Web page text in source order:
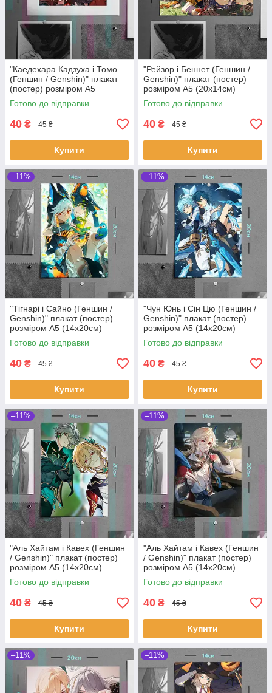
"Каедехара Кадзуха і Томо
(Геншин / Genshin)" плакат
(постер) розміром А5
(20х14см)
Готово до відправки
40 ₴ 45 ₴
Купити
"Рейзор і Беннет (Геншин /
Genshin)" плакат (постер)
розміром А5 (20х14см)
Готово до відправки
40 ₴ 45 ₴
Купити
–11%
"Тігнарі і Сайно (Геншин /
Genshin)" плакат (постер)
розміром А5 (14х20см)
Готово до відправки
40 ₴ 45 ₴
Купити
–11%
"Чун Юнь і Сін Цю (Геншин /
Genshin)" плакат (постер)
розміром А5 (14х20см)
Готово до відправки
40 ₴ 45 ₴
Купити
–11%
"Аль Хайтам і Кавех (Геншин
/ Genshin)" плакат (постер)
розміром А5 (14х20см)
Готово до відправки
40 ₴ 45 ₴
Купити
–11%
"Аль Хайтам і Кавех (Геншин
/ Genshin)" плакат (постер)
розміром А5 (14х20см)
Готово до відправки
40 ₴ 45 ₴
Купити
–11% –11%